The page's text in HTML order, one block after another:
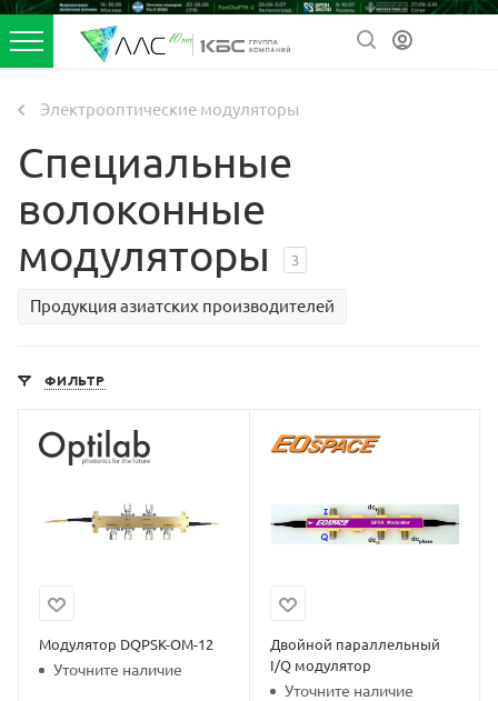
Электрооптические модуляторы
Специальные
волоконные
модуляторы
3
Продукция азиатских производителей
ФИЛЬТР
Модулятор DQPSK-OM-12
Уточните наличие
Двойной параллельный
I/Q модулятор
Уточните наличие